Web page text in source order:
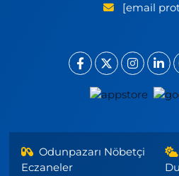
[email
Odunpazarı Nöbetçi
Eczaneler